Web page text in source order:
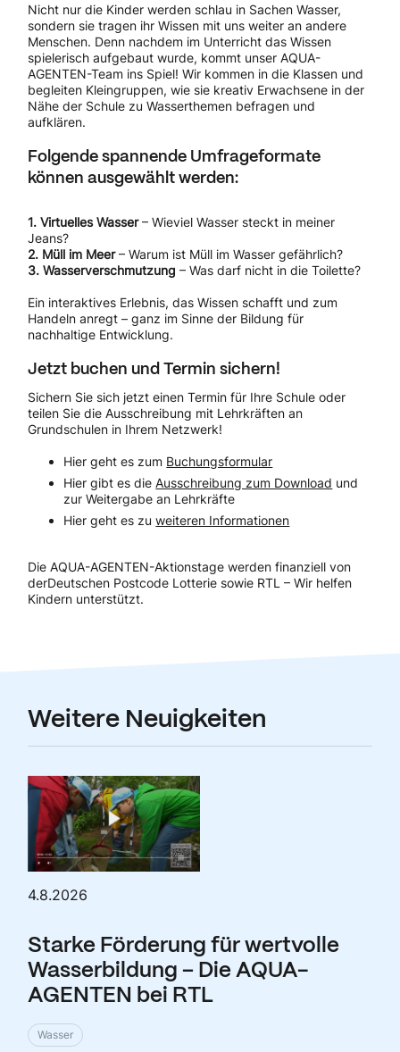
Nicht nur die Kinder werden schlau in Sachen Wasser,
sondern sie tragen ihr Wissen mit uns weiter an andere
Menschen. Denn nachdem im Unterricht das Wissen
spielerisch aufgebaut wurde, kommt unser AQUA-
AGENTEN-Team ins Spiel! Wir kommen in die Klassen und
begleiten Kleingruppen, wie sie kreativ Erwachsene in der
Nähe der Schule zu Wasserthemen befragen und
aufklären.
Folgende spannende Umfrageformate
können ausgewählt werden:
1. Virtuelles Wasser– Wieviel Wasser steckt in meiner
Jeans?
2. Müll im Meer– Warum ist Müll im Wasser gefährlich?
3.Wasserverschmutzung – Was darf nicht in die Toilette?
Ein interaktives Erlebnis, das Wissen schafft und zum
Handeln anregt – ganz im Sinne der Bildung für
nachhaltige Entwicklung.
Jetzt buchen und Termin sichern!
Sichern Sie sich jetzt einen Termin für Ihre Schule oder
teilen Sie die Ausschreibung mit Lehrkräften an
Grundschulen in Ihrem Netzwerk!
Hier geht es zum Buchungsformular
Hier gibt es dieAusschreibung zum Download und
zur Weitergabe an Lehrkräfte
Hier geht es zuweiteren Informationen
Die AQUA-AGENTEN-Aktionstage werden finanziell von
derDeutschen Postcode Lotterie sowie RTL – Wir helfen
Kindern unterstützt.
Weitere Neuigkeiten
4.8.2026
Starke Förderung für wertvolle
Wasserbildung – Die AQUA-
AGENTEN bei RTL
Wasser